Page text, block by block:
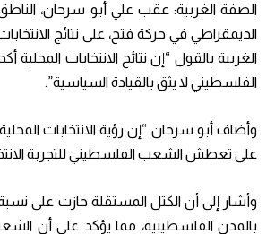
الضفة الغربية: عقب علي أبو سرحان، الناطق
الديمقراطي في حركة فتح، على نتائج
الغربية بالقول “إن نتائج الانتخابات
الفلسطيني لا يثق بالقيادة السياسية”.
وأضاف أبو سرحان “إن رؤية الانتخابات
على تعطش الشعب الفلسطيني للتجربة
بالمدن الفلسطينية، مما يؤكد على أن